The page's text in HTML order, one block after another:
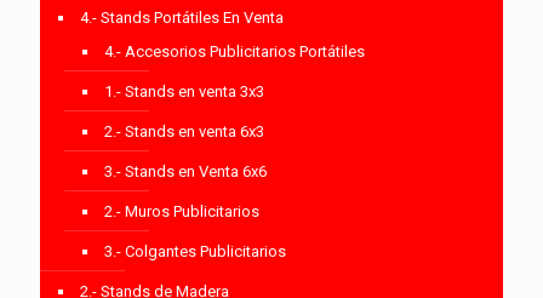
4.- Stands Portátiles En Venta
4.- Accesorios Publicitarios Portátiles
1.- Stands en venta 3x3
2.- Stands en venta 6x3
3.- Stands en Venta 6x6
2.- Muros Publicitarios
3.- Colgantes Publicitarios
2.- Stands de Madera